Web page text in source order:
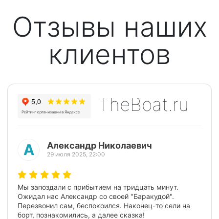
Отзывы наших
клиентов
TheBoat.ru
А Александр Николаевич
29 июля 2025, 22:00
Мы запоздали с прибытием на тридцать минут.
Ожидал нас Александр со своей "Баракудой".
Перезвонил сам, беспокоился. Наконец-то сели на
борт, познакомились, а далее сказка!
Предыдущий